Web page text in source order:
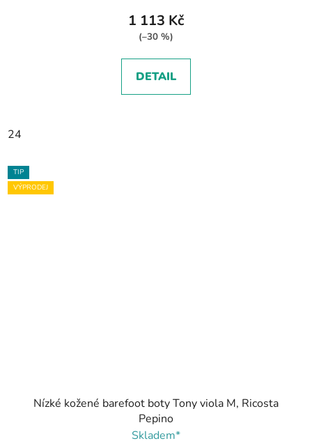
1 113 Kč
(–30 %)
DETAIL
24
TIP
VÝPRODEJ
Nízké kožené barefoot boty Tony viola M, Ricosta
Pepino
Skladem*